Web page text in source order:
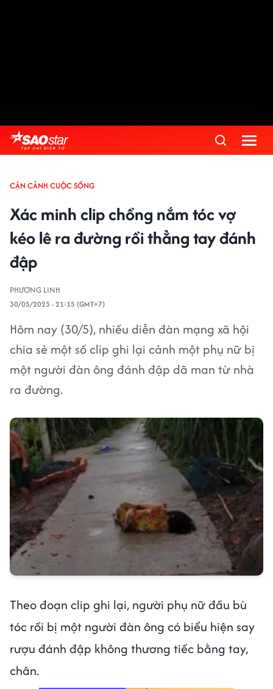
CẬN CẢNH CUỘC SỐNG
Xác minh clip chồng nắm tóc vợ
kéo lê ra đường rồi thẳng tay đánh
đập
PHƯƠNG LINH
30/05/2023 - 21:15 (GMT+7)
Hôm nay (30/5), nhiều diễn đàn mạng xã hội
chia sẻ một số clip ghi lại cảnh một phụ nữ bị
một người đàn ông đánh đập dã man từ nhà
ra đường.
Theo đoạn clip ghi lại, người phụ nữ đầu bù
tóc rối bị một người đàn ông có biểu hiện say
rượu đánh đập không thương tiếc bằng tay,
chân.